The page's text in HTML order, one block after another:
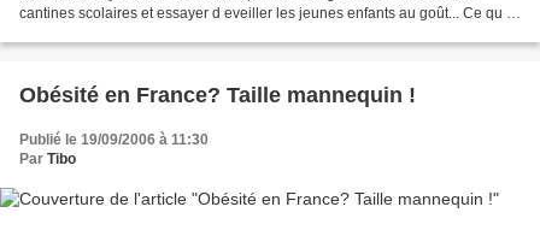
cantines scolaires et essayer d eveiller les jeunes enfants au goût... Ce qu il
Obésité en France? Taille mannequin !
Publié le 19/09/2006 à 11:30
Par Tibo